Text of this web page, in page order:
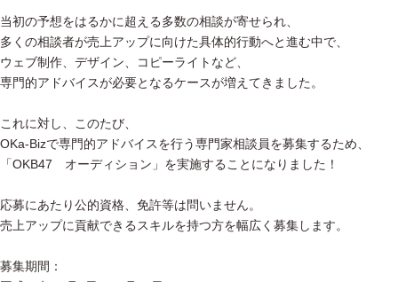
当初の予想をはるかに超える多数の相談が寄せられ、
多くの相談者が売上アップに向けた具体的行動へと進む中で、
ウェブ制作、デザイン、コピーライトなど、
専門的アドバイスが必要となるケースが増えてきました。
これに対し、このたび、
OKa-Bizで専門的アドバイスを行う専門家相談員を募集するため、
「OKB47 オーディション」を実施することになりました！
応募にあたり公的資格、免許等は問いません。
売上アップに貢献できるスキルを持つ方を幅広く募集します。
募集期間：